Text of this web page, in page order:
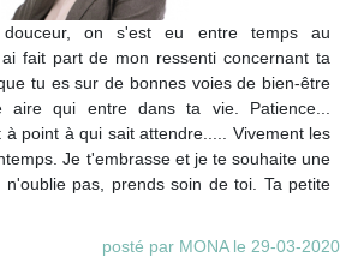
on s'est eu entre temps au
fait part de mon ressenti concernant ta
tu es sur de bonnes voies de bien-être
aire qui entre dans ta vie. Patience...
à point à qui sait attendre..... Vivement les
Je t'embrasse et je te souhaite une
n'oublie pas, prends soin de toi. Ta petite
posté par MONA le 29-03-2020